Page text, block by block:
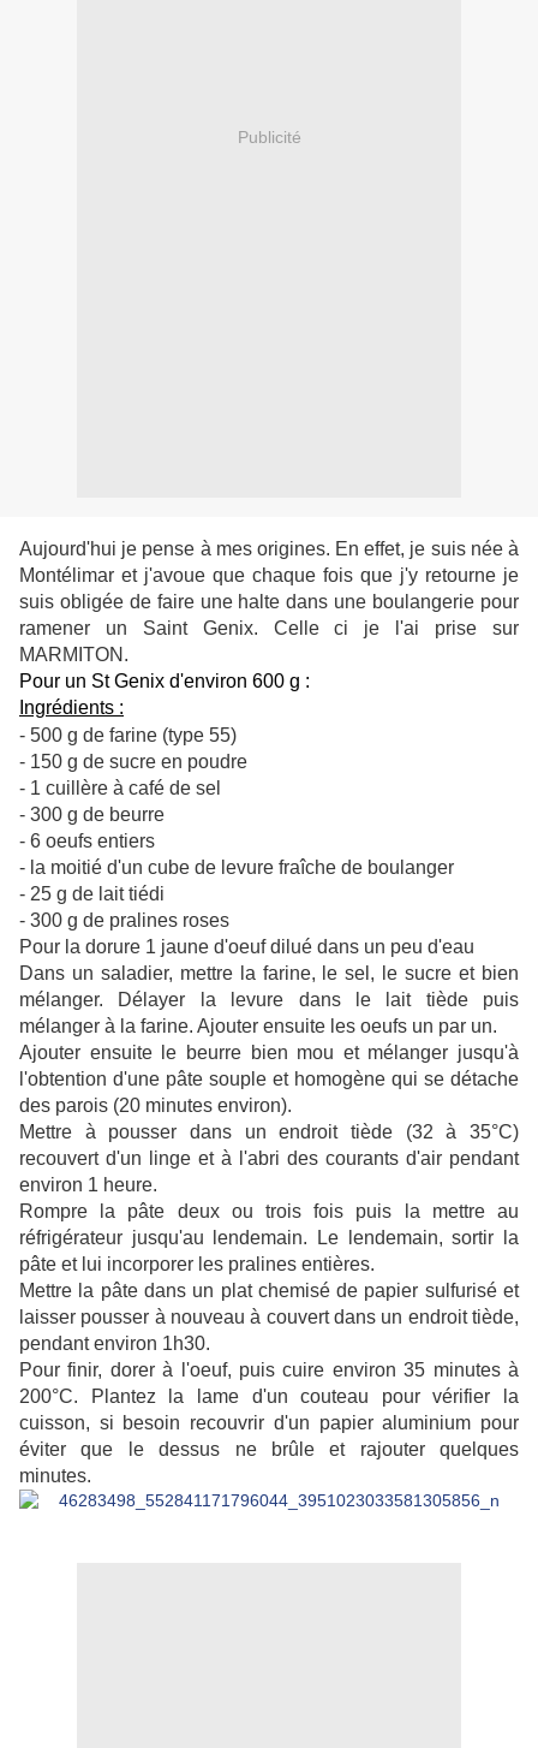
Publicité
Aujourd'hui je pense à mes origines. En effet, je suis née à
Montélimar et j'avoue que chaque fois que j'y retourne je
suis obligée de faire une halte dans une boulangerie pour
ramener un Saint Genix. Celle ci je l'ai prise sur
MARMITON.
Pour un St Genix d'environ 600 g :
Ingrédients :
- 500 g de farine (type 55)
- 150 g de sucre en poudre
- 1 cuillère à café de sel
- 300 g de beurre
- 6 oeufs entiers
- la moitié d'un cube de levure fraîche de boulanger
- 25 g de lait tiédi
- 300 g de pralines roses
Pour la dorure 1 jaune d'oeuf dilué dans un peu d'eau
Dans un saladier, mettre la farine, le sel, le sucre et bien
mélanger. Délayer la levure dans le lait tiède puis
mélanger à la farine. Ajouter ensuite les oeufs un par un.
Ajouter ensuite le beurre bien mou et mélanger jusqu'à
l'obtention d'une pâte souple et homogène qui se détache
des parois (20 minutes environ).
Mettre à pousser dans un endroit tiède (32 à 35°C)
recouvert d'un linge et à l'abri des courants d'air pendant
environ 1 heure.
Rompre la pâte deux ou trois fois puis la mettre au
réfrigérateur jusqu'au lendemain. Le lendemain, sortir la
pâte et lui incorporer les pralines entières.
Mettre la pâte dans un plat chemisé de papier sulfurisé et
laisser pousser à nouveau à couvert dans un endroit tiède,
pendant environ 1h30.
Pour finir, dorerà l'oeuf, puis cuire environ 35 minutes à
200°C. Plantez la lame d'un couteau pour vérifier la
cuisson, si besoin recouvrir d'un papier aluminium pour
éviter que le dessus ne brûle et rajouter quelques
minutes.